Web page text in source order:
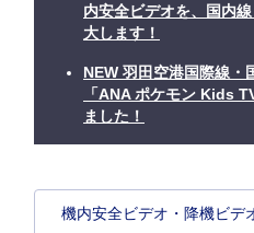
内安全ビデオを、国内
大します！
NEW 羽田空港国際線・
「ANA ポケモン Kids
ました！
機内安全ビデオ・降機ビデ